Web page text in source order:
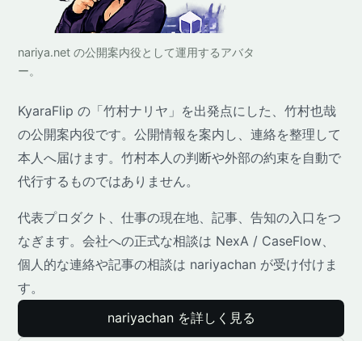
nariya.net の公開案内役として運用するアバタ
ー。
KyaraFlip の「竹村ナリヤ」を出発点にした、竹村也哉
の公開案内役です。公開情報を案内し、連絡を整理して
本人へ届けます。竹村本人の判断や外部の約束を自動で
代行するものではありません。
代表プロダクト、仕事の現在地、記事、告知の入口をつ
なぎます。会社への正式な相談は NexA / CaseFlow、
個人的な連絡や記事の相談は nariyachan が受け付けま
す。
nariyachan を詳しく見る